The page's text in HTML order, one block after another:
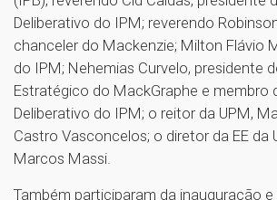
Deliberativo do IPM; reverendo
chanceler do Mackenzie; Milton Flávio
do IPM; Nehemias Curvelo, presidente
Estratégico do MackGraphe e membro
Deliberativo do IPM; o reitor da UPM,
Castro Vasconcelos; o diretor da EE da
Marcos Massi.
Também participaram da inauguração